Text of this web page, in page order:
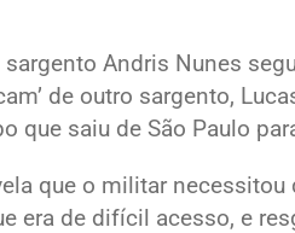
sargento Andris Nunes
de outro sargento,
que saiu de São Paulo
que o militar
era de difícil acesso, e